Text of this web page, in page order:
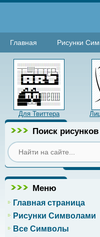
Главная Рисунки
Для Твиттера
Поиск рисунков
Меню
Главная страница
Рисунки Символами
Все Символы